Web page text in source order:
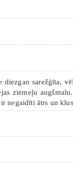
diezgan sarežģīta,
ziemeļu
negaidīti ātrs un